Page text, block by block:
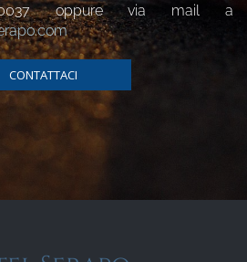
oppure via mail a
CONTATTACI